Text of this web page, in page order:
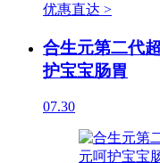
优惠直达 >
合生元第二代
护宝宝肠胃
07.30